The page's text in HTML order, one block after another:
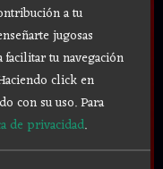
a tu
jugosas
tu navegación
click en
con su uso.Para
de privacidad.